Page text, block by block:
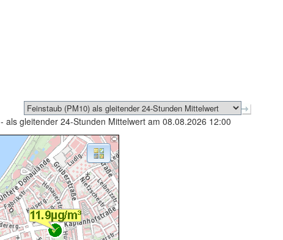
- als gleitender 24-Stunden Mittelwert am 08.08.2026 12:00